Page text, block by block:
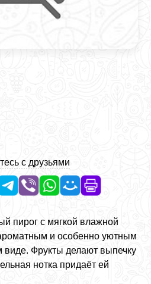
с друзьями
пирог с мягкой влажной
и особенно уютным
Фрукты делают выпечку
нотка придаёт ей